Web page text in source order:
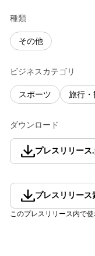
種類
その他
ビジネスカテゴリ
スポーツ 旅行・
ダウンロード
プレスリリース.
プレスリリース
このプレスリリース内で